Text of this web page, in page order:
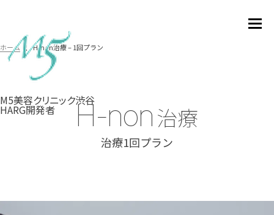
M5美容クリニック渋谷
HARG開発者
ホーム H-non治療 – 1回プラン
H-non治療
治療1回プラン